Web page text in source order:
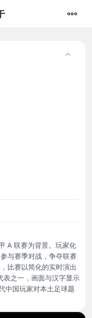
设置
A 联赛为背景。玩家化
与赛季对战，争夺联赛
比赛以简化的实时演出
表之一，画面与汉字显示
中国玩家对本土足球题